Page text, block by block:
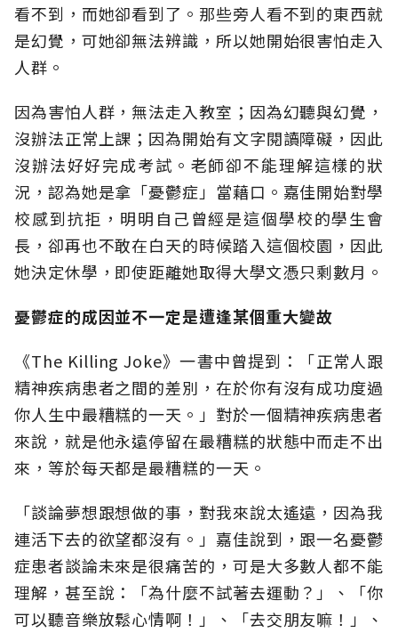
看不到，而她卻看到了。那些旁人看不到的東西就
是幻覺，可她卻無法辨識，所以她開始很害怕走入
人群。
因為害怕人群，無法走入教室；因為幻聽與幻覺，
沒辦法正常上課；因為開始有文字閱讀障礙，因此
沒辦法好好完成考試。老師卻不能理解這樣的狀
況，認為她是拿「憂鬱症」當藉口。嘉佳開始對學
校感到抗拒，明明自己曾經是這個學校的學生會
長，卻再也不敢在白天的時候踏入這個校園，因此
她決定休學，即使距離她取得大學文憑只剩數月。
憂鬱症的成因並不一定是遭逢某個重大變故
《The Killing Joke》一書中曾提到：「正常人跟
精神疾病患者之間的差別，在於你有沒有成功度過
你人生中最糟糕的一天。」對於一個精神疾病患者
來說，就是他永遠停留在最糟糕的狀態中而走不出
來，等於每天都是最糟糕的一天。
「談論夢想跟想做的事，對我來說太遙遠，因為我
連活下去的欲望都沒有。」嘉佳說到，跟一名憂鬱
症患者談論未來是很痛苦的，可是大多數人都不能
理解，甚至說：「為什麼不試著去運動？」、「你
可以聽音樂放鬆心情啊！」、「去交朋友嘛！」、